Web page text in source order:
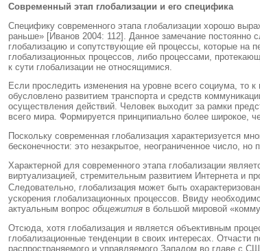
Современный этап глобализации и его специфика
Специфику современного этапа глобализации хорошо
раньше» [Иванов 2004: 112]. Данное замечание постоянно
глобализацию и сопутствующие ей процессы, которые на
глобализационных процессов, либо процессами,
к сути глобализации не относящимися.
Если проследить изменения на уровне всего социума, то
обусловлено развитием транспорта и средств
осуществления действий. Человек выходит за рамки
всего мира. Формируется принципиально более
Поскольку современная глобализация характеризуется
бесконечности: это незакрытое, неограниченное число,
Характерной для современного этапа глобализации
виртуализацией, стремительным развитием Интернета и
Следовательно, глобализация может быть
ускорения глобализационных процессов. Ввиду
актуальным вопрос общежития в большой мировой
Отсюда, хотя глобализация и является объективным
глобализационные тенденции в своих интересах. Отчасти
распространяемого и управляемого Западом во главе с